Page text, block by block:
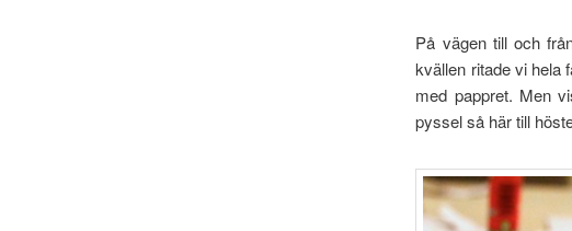
På vägen till och
kvällen ritade vi hela
med pappret. Men
pyssel så här till